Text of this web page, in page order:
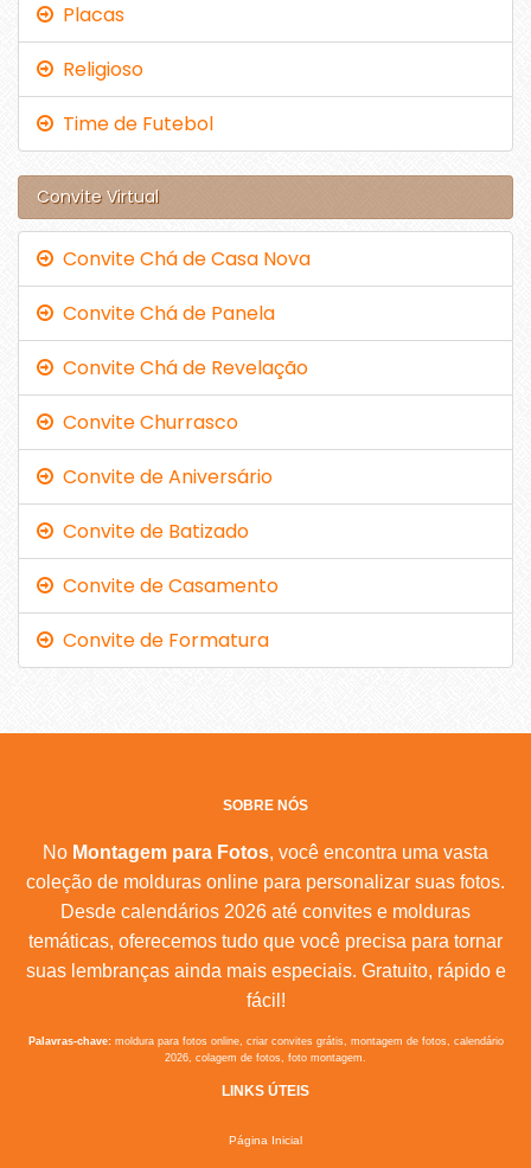
Placas
Religioso
Time de Futebol
Convite Virtual
Convite Chá de Casa Nova
Convite Chá de Panela
Convite Chá de Revelação
Convite Churrasco
Convite de Aniversário
Convite de Batizado
Convite de Casamento
Convite de Formatura
SOBRE NÓS
No Montagem para Fotos, você encontra uma vasta
coleção de molduras online para personalizar suas fotos.
Desde calendários 2026 até convites e molduras
temáticas, oferecemos tudo que você precisa para tornar
suas lembranças ainda mais especiais. Gratuito, rápido e
fácil!
Palavras-chave:moldura para fotos online, criar convites grátis, montagem de fotos, calendário
2026, colagem de fotos, foto montagem.
LINKS ÚTEIS
Página Inicial